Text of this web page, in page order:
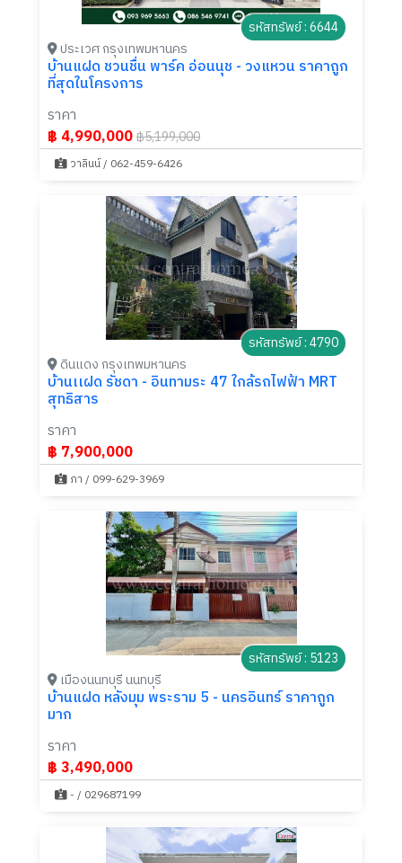
รหัสทรัพย์ : 6644
ประเวศ กรุงเทพมหานคร
บ้านแฝด ชวนชื่น พาร์ค อ่อนนุช - วงแหวน ราคาถูก
ที่สุดในโครงการ
ราคา
฿ 4,990,000฿5,199,000
วาลินน์ / 062-459-6426
รหัสทรัพย์ : 4790
ดินแดง กรุงเทพมหานคร
บ้านเเฝด รัชดา - อินทามระ 47 ใกล้รถไฟฟ้า MRT
สุทธิสาร
ราคา
฿ 7,900,000
ภา / 099-629-3969
รหัสทรัพย์ : 5123
เมืองนนทบุรี นนทบุรี
บ้านแฝด หลังมุม พระราม 5 - นครอินทร์ ราคาถูก
มาก
ราคา
฿ 3,490,000
- / 029687199